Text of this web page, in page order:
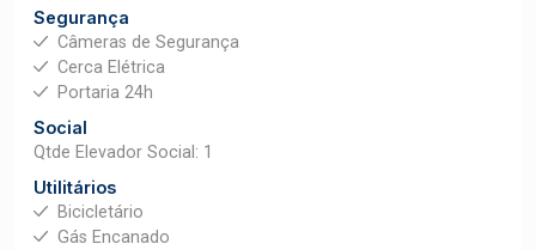
Segurança
Câmeras de Segurança
Cerca Elétrica
Portaria 24h
Social
Qtde Elevador Social: 1
Utilitários
Bicicletário
Gás Encanado